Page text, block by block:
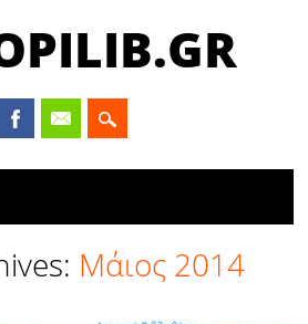
Μάιος 2014